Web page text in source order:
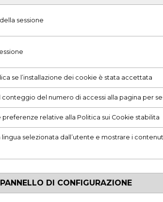
sessione
se l’installazione dei cookie è stata accettata
del numero di accessi alla pagina per
relative alla Politica sui Cookie stabilita
selezionata dall’utente e mostrare i
PANNELLO DI CONFIGURAZIONE